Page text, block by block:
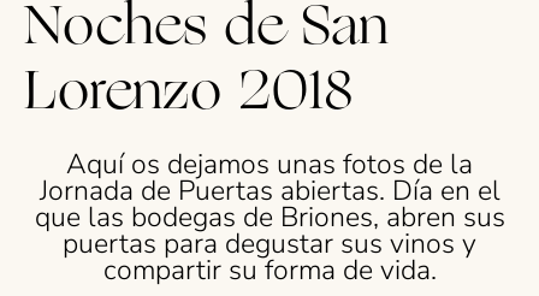
Noches de San
Lorenzo 2018
Aquí os dejamos unas fotos de la
Jornada de Puertas abiertas. Día en el
que las bodegas de Briones, abren sus
puertas para degustar sus vinos y
compartir su forma de vida.